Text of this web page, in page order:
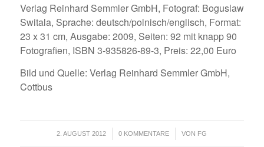
Verlag Reinhard Semmler GmbH, Fotograf: Boguslaw
Switala, Sprache: deutsch/polnisch/englisch, Format:
23 x 31 cm, Ausgabe: 2009, Seiten: 92 mit knapp 90
Fotografien, ISBN 3-935826-89-3, Preis: 22,00 Euro
Bild und Quelle: Verlag Reinhard Semmler GmbH,
Cottbus
2. AUGUST 2012
/ 0 KOMMENTARE
/ VON FG